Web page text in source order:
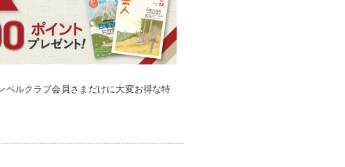
ベルクラブ会員さまだけに大変お得な特